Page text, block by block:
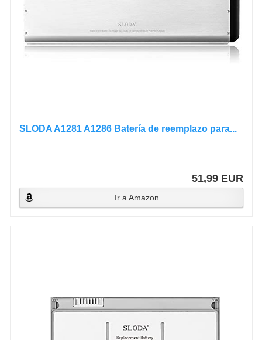
SLODA A1281 A1286 Batería de reemplazo para...
51,99 EUR
Ir a Amazon